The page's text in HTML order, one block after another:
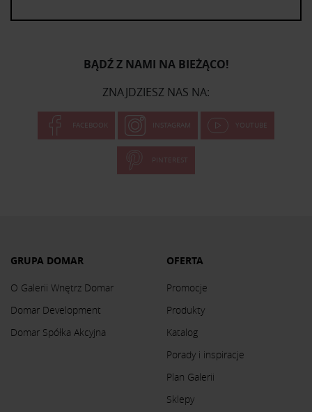
BĄDŹ Z NAMI NA BIEŻĄCO!
ZNAJDZIESZ NAS NA:
FACEBOOK INSTAGRAM YOUTUBE
PINTEREST
GRUPA DOMAR
O Galerii Wnętrz Domar
Domar Development
Domar Spółka Akcyjna
OFERTA
Promocje
Produkty
Katalog
Porady i inspiracje
Plan Galerii
Sklepy